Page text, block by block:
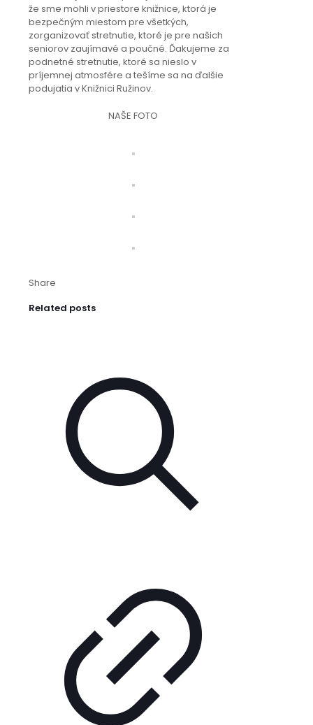
že sme mohli v priestore knižnice, ktorá je
bezpečným miestom pre všetkých,
zorganizovať stretnutie, ktoré je pre našich
seniorov zaujímavé a poučné. Ďakujeme za
podnetné stretnutie, ktoré sa nieslo v
príjemnej atmosfére a tešíme sa na ďalšie
podujatia v Knižnici Ružinov.
NAŠE FOTO
Share
Related posts